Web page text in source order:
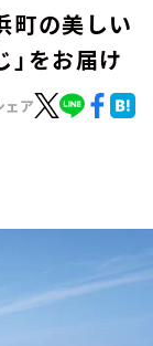
町の美しい
」をお届け
ェア